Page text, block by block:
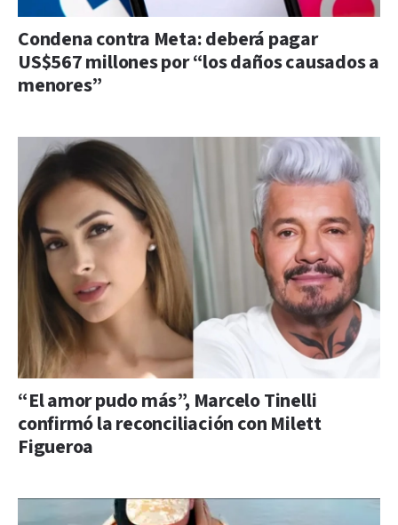
Condena contra Meta: deberá pagar
US$567 millones por “los daños causados a
menores”
“El amor pudo más”, Marcelo Tinelli
confirmó la reconciliación con Milett
Figueroa